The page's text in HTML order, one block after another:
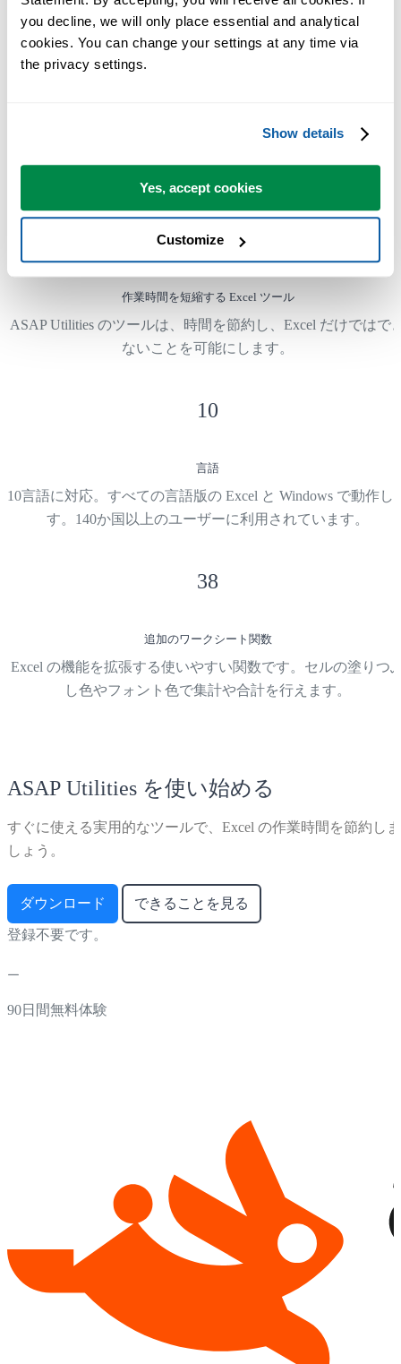
you decline, we will only place essential and analytical
cookies. You can change your settings at any time via
the privacy settings.
Show details
Yes, accept cookies
Customize
多くのユーザーは、まずいくつかのツールから使い始めます
多くのユーザーが、やがて ASAP Utilities を毎日使うようにな
ります。
300+
作業時間を短縮する Excel ツール
ASAP Utilities のツールは、時間を節約し、Excel だけではで
ないことを可能にします。
10
言語
10言語に対応。すべての言語版の Excel と Windows で動作し
す。140か国以上のユーザーに利用されています。
38
追加のワークシート関数
Excel の機能を拡張する使いやすい関数です。セルの塗りつ
し色やフォント色で集計や合計を行えます。
ASAP Utilities を使い始める
すぐに使える実用的なツールで、Excel の作業時間を節約しま
しょう。
ダウンロード できることを見る
登録不要です。
90日間無料体験